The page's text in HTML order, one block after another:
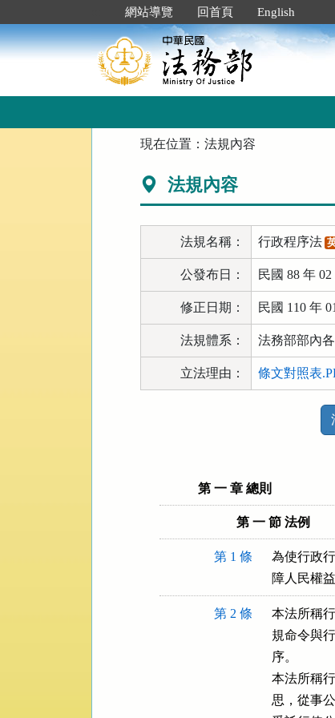
到
主
要
網站導覽 回首頁 English
現在位置：法規內容
法規內容
法規名稱： 行政程序法
公發布日： 民國 88 年 02
修正日期： 民國 110 年
法規體系： 法務部部內
立法理由： 條文對照表
第 一 章 總則
第 一 節 法例
第 1 條
為使行政
障人民權
第 2 條
本法所稱
規命令與
序。
本法所稱
思，從事